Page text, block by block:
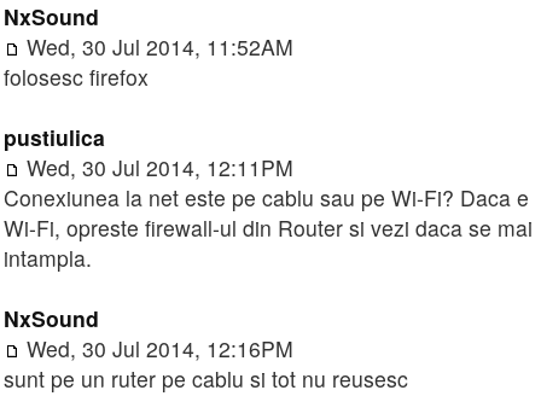
NxSound
Wed, 30 Jul 2014, 11:52AM
folosesc firefox
pustiulica
Wed, 30 Jul 2014, 12:11PM
Conexiunea la net este pe cablu sau pe Wi-Fi? Daca e
Wi-Fi, opreste firewall-ul din Router si vezi daca se mai
intampla.
NxSound
Wed, 30 Jul 2014, 12:16PM
sunt pe un ruter pe cablu si tot nu reusesc